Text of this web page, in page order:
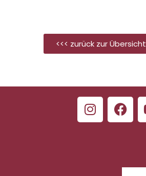
<<< zurück zur Übersicht